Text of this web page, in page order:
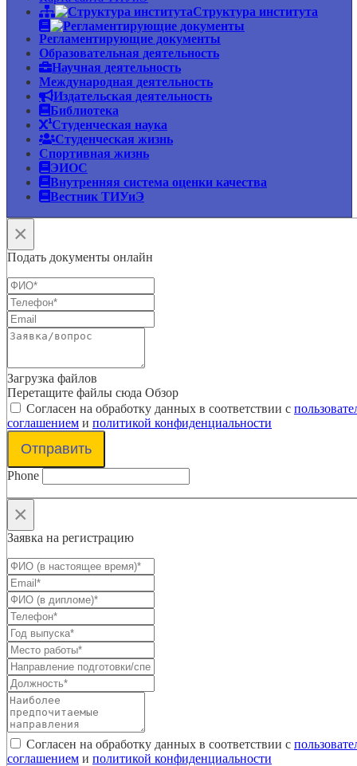
Структура института
Регламентирующие документы
Образовательная деятельность
Научная деятельность
Международная деятельность
Издательская деятельность
Библиотека
Студенческая наука
Студенческая жизнь
Спортивная жизнь
ЭИОС
Внутренняя система оценки качества
Вестник ТИУиЭ
×
Подать документы онлайн
Загрузка файлов
Перетащите файлы сюда Обзор
Согласен на обработку данных в соответствии с
соглашением и политикой конфиденциальности
Отправить
Phone
×
Заявка на регистрацию
Согласен на обработку данных в соответствии с
соглашением и политикой конфиденциальности